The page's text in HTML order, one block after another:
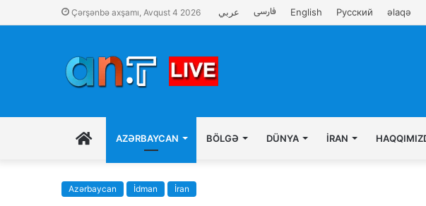
Çərşənbə axşamı, Avqust 4 2026 عربي فارسی English Русский əlaqə
İLK
SƏHIFƏ
AZƏRBAYCAN BÖLGƏ DÜNYA İRAN
Azərbaycan İdman İran